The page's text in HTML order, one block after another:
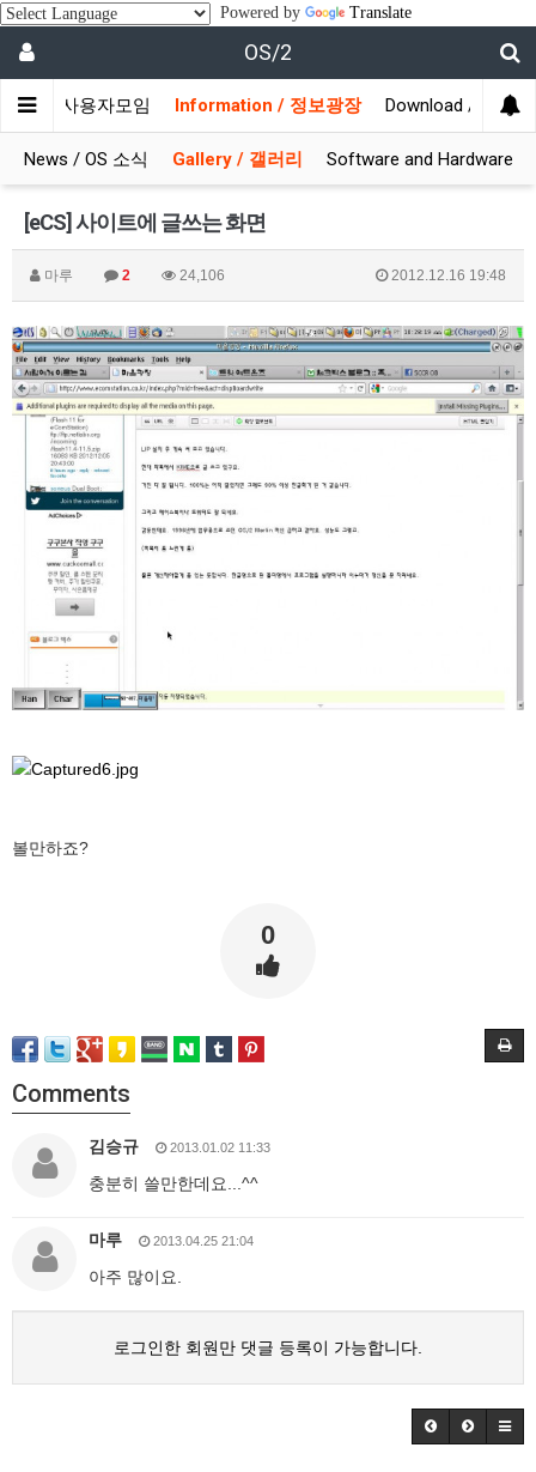
Powered by Translate
OS/2
/ 사용자모임 Information / 정보광장 Download / 자료실
News / OS 소식 Gallery / 갤러리 Software and Hardware
[eCS] 사이트에 글쓰는 화면
마루 2 24,106 2012.12.16 19:48
볼만하죠?
0
Comments
김승규 2013.01.02 11:33
충분히 쓸만한데요...^^
마루 2013.04.25 21:04
아주 많이요.
로그인한 회원만 댓글 등록이 가능합니다.